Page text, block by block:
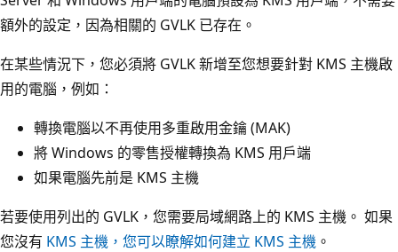
額外的設定，因為相關的 GVLK 已存在。
在某些情況下，您必須將 GVLK 新增至您想要針對 KMS 主機啟
用的電腦，例如：
轉換電腦以不再使用多重啟用金鑰 (MAK)
將 Windows 的零售授權轉換為 KMS 用戶端
如果電腦先前是 KMS 主機
若要使用列出的 GVLK，您需要局域網路上的 KMS 主機。 如果
您沒有 KMS 主機，您可以瞭解如何建立 KMS 主機 。